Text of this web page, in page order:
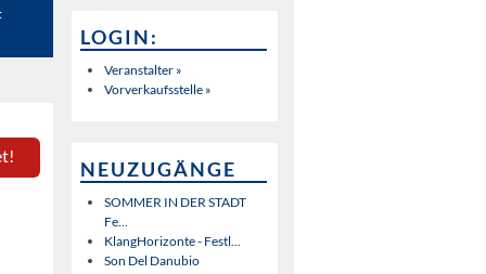
LOGIN:
Veranstalter »
Vorverkaufsstelle »
NEUZUGÄNGE
SOMMER IN DER STADT
Fe...
KlangHorizonte - Festl...
Son Del Danubio